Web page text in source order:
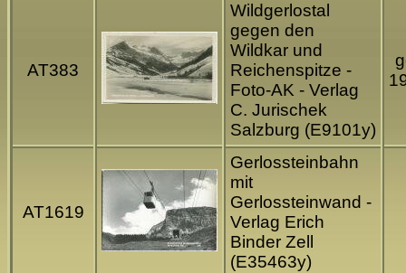
AT383
Wildgerlostal
gegen den
Wildkar und
Reichenspitze -
Foto-AK - Verlag
C. Jurischek
Salzburg (E9101y)
AT1619
Gerlossteinbahn
mit
Gerlossteinwand -
Verlag Erich
Binder Zell
(E35463y)